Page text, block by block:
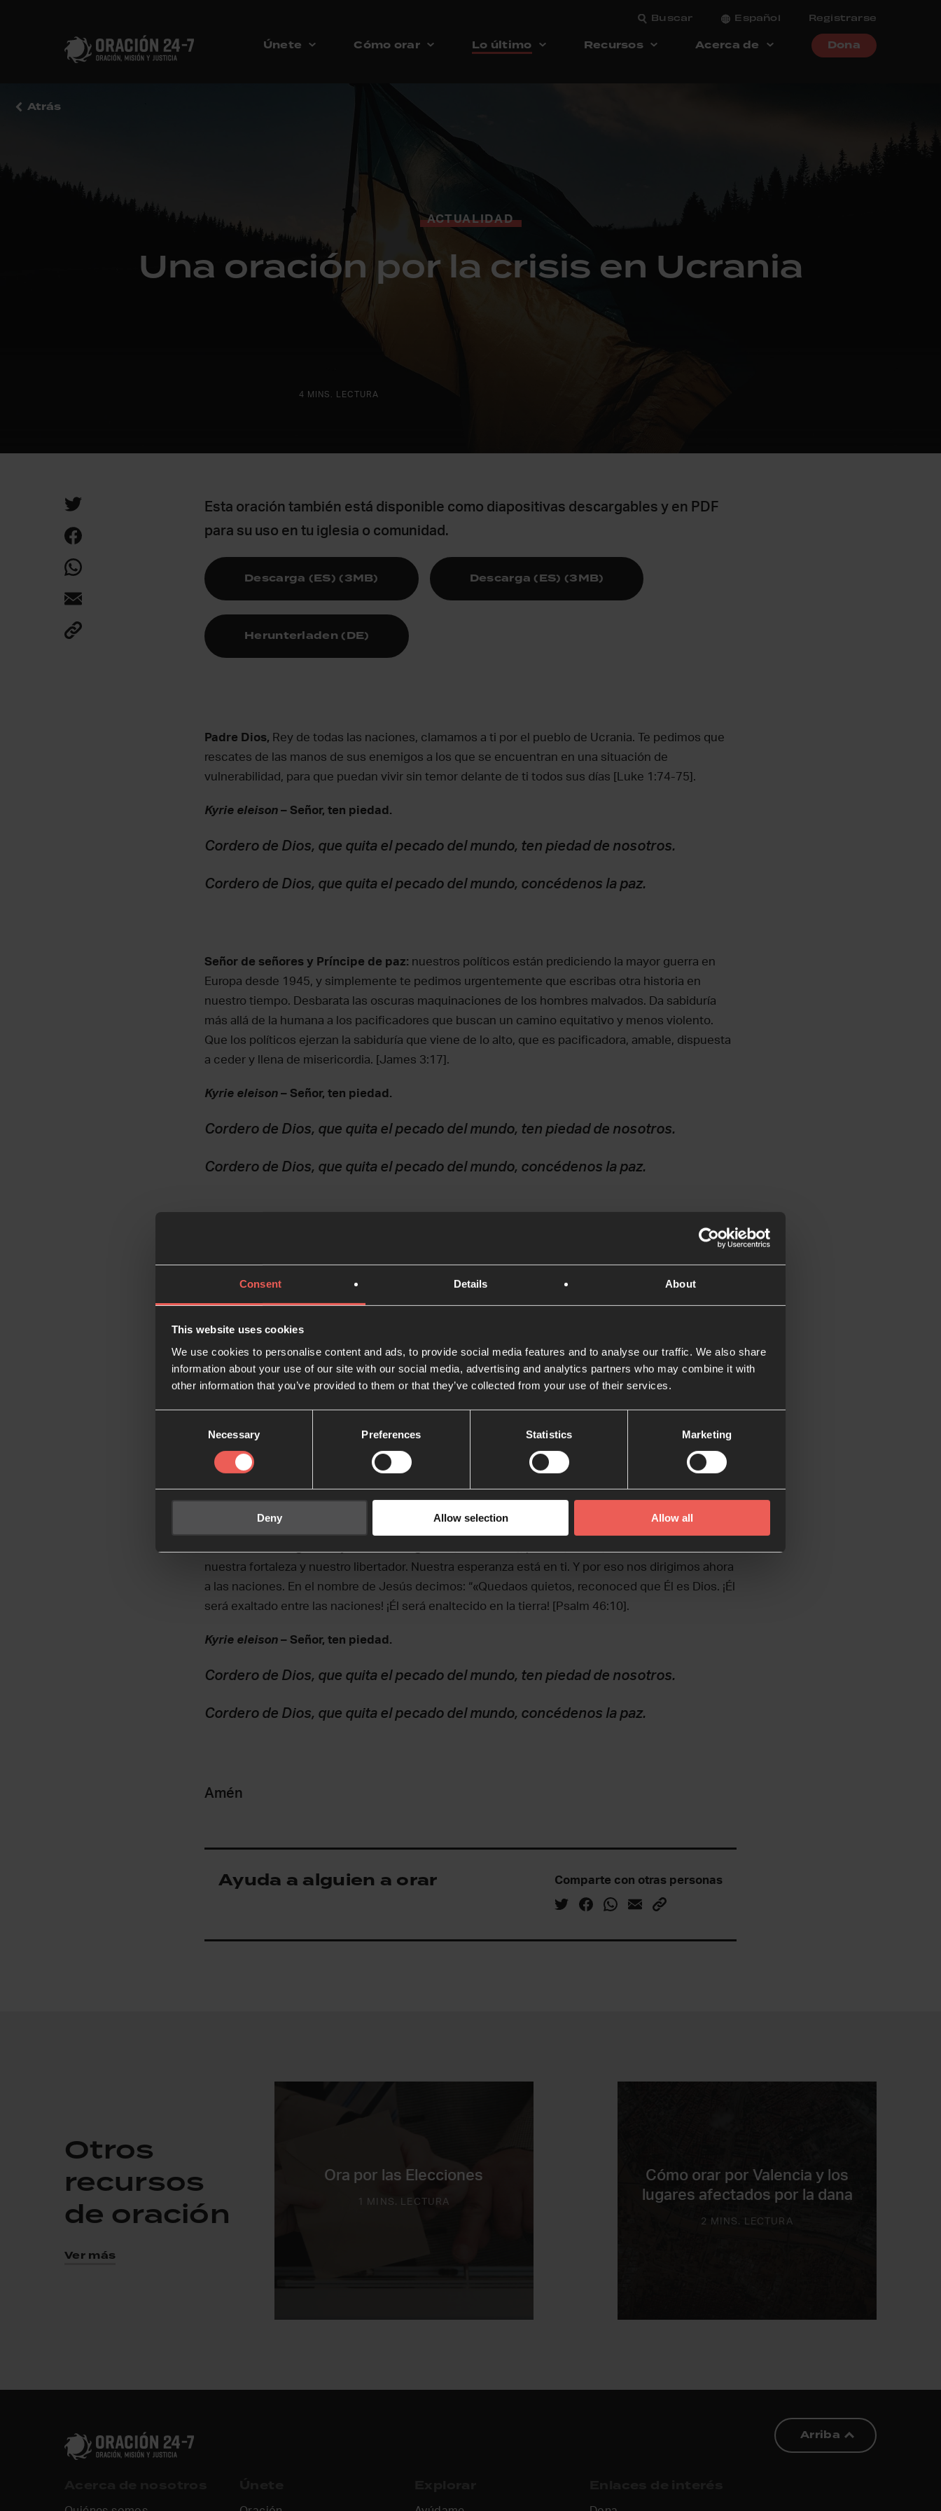
Consent Details About
This website uses cookies
We use cookies to personalise content and ads, to provide social media features and to analyse our traffic. We also share
information about your use of our site with our social media, advertising and analytics partners who may combine it with
other information that you’ve provided to them or that they’ve collected from your use of their services.
Necessary Preferences Statistics Marketing
Deny Allow selection Allow all
Buscar Español Registrarse
Únete Cómo orar Lo último Recursos Acerca de Dona
Atrás
ACTUALIDAD
Una oración por la crisis en Ucrania
4 MINS. LECTURA
Esta oración también está disponible como diapositivas descargables y en PDF
para su uso en tu iglesia o comunidad.
Descarga (ES) (3MB) Descarga (ES) (3MB)
Herunterladen (DE)
Padre Dios, Rey de todas las naciones, clamamos a ti por el pueblo de Ucrania. Te pedimos que
rescates de las manos de sus enemigos a los que se encuentran en una situación de
vulnerabilidad, para que puedan vivir sin temor delante de ti todos sus días [Luke 1:74-75].
Kyrie eleison – Señor, ten piedad.
Cordero de Dios, que quita el pecado del mundo, ten piedad de nosotros.
Cordero de Dios, que quita el pecado del mundo, concédenos la paz.
Señor de señores y Príncipe de paz: nuestros políticos están prediciendo la mayor guerra en
Europa desde 1945, y simplemente te pedimos urgentemente que escribas otra historia en
nuestro tiempo. Desbarata las oscuras maquinaciones de los hombres malvados. Da sabiduría
más allá de la humana a los pacificadores que buscan un camino equitativo y menos violento.
Que los políticos ejerzan la sabiduría que viene de lo alto, que es pacificadora, amable, dispuesta
a ceder y llena de misericordia. [James 3:17].
Kyrie eleison – Señor, ten piedad.
Cordero de Dios, que quita el pecado del mundo, ten piedad de nosotros.
Cordero de Dios, que quita el pecado del mundo, concédenos la paz.
, oramos por la iglesia en Ucrania, una nación en la que el 70% de la población se
considera cristiana. Da valor a nuestros muchos hermanos y hermanas de esa nación en esta
crisis, que proclamen las buenas nuevas de tu reino, que sanen a los que tienen el corazón
quebrantado, y que traigan consuelo a todos los que están de luto. [Isaiah 61:1-2].
Kyrie eleison – Señor, ten piedad.
Cordero de Dios, que quita el pecado del mundo, ten piedad de nosotros.
Cordero de Dios, que quita el pecado del mundo, concédenos la paz.
Tú, Señor,haz que cesen las guerras en toda la tierra; quiebra los arcos, destroza las lanzas, y
personas en Ucrania. Crea una paz que sea fuerte y no débil. Haz que disminuya esta crisis.
nuestra fortaleza y nuestro libertador. Nuestra esperanza está en ti. Y por eso nos dirigimos ahora
a las naciones. En el nombre de Jesús decimos: “«Quedaos quietos, reconoced que Él es Dios. ¡Él
será exaltado entre las naciones! ¡Él será enaltecido en la tierra! [Psalm 46:10].
Kyrie eleison – Señor, ten piedad.
Cordero de Dios, que quita el pecado del mundo, ten piedad de nosotros.
Cordero de Dios, que quita el pecado del mundo, concédenos la paz.
Amén
Ayuda a alguien a orar Comparte con otras personas
Otros
recursos
de oración
Ver más
Ora por las Elecciones
1 MINS. LECTURA
Cómo orar por Valencia y los
lugares afectados por la dana
2 MINS. LECTURA
Arriba